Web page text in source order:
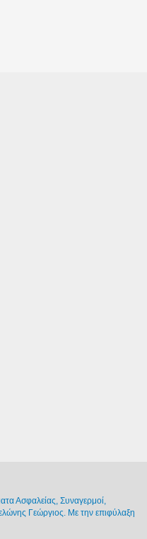
Ασφαλείας, Συναγερμοί,
Γεώργιος. Με την επιφύλαξη